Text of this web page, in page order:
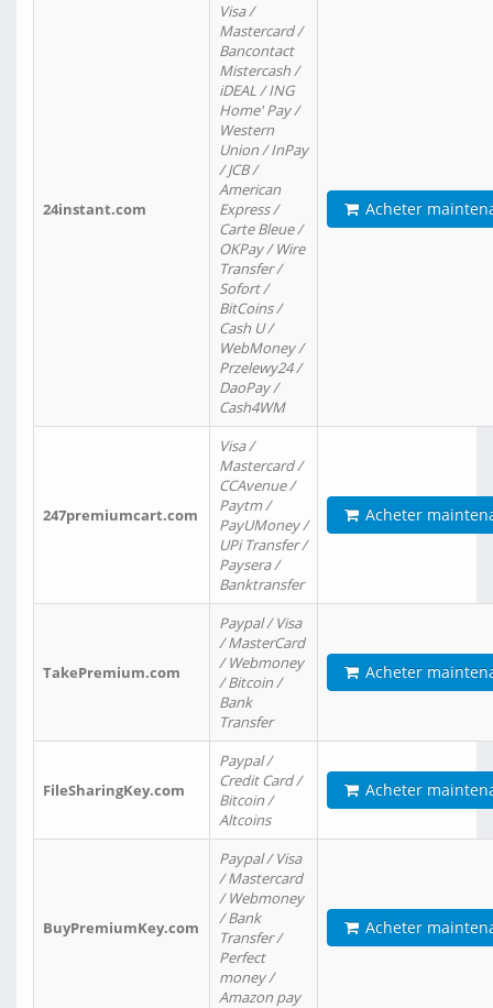
24instant.com
Visa /
Mastercard /
Bancontact
Mistercash /
iDEAL / ING
Home' Pay /
Western
Union / InPay
/ JCB /
American
Express /
Carte Bleue /
OKPay / Wire
Transfer /
Sofort /
BitCoins /
Cash U /
WebMoney /
Przelewy24 /
DaoPay /
Cash4WM
Acheter
247premiumcart.com
Visa /
Mastercard /
CCAvenue /
Paytm /
PayUMoney /
UPi Transfer /
Paysera /
Banktransfer
Acheter
TakePremium.com
Paypal / Visa
/ MasterCard
/ Webmoney
/ Bitcoin /
Bank
Transfer
Acheter
FileSharingKey.com
Paypal /
Credit Card /
Bitcoin /
Altcoins
Acheter
BuyPremiumKey.com
Paypal / Visa
/ Mastercard
/ Webmoney
/ Bank
Transfer /
Perfect
money /
Amazon pay
Acheter